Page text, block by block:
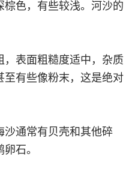
棕色，有些较浅。河沙的
，表面粗糙度适中，杂质
有些像粉末，这是绝对
沙通常有贝壳和其他碎
石。